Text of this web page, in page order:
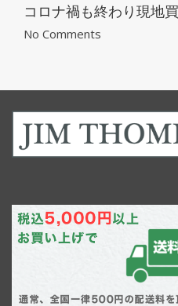
コロナ禍も終わり現地
No Comments